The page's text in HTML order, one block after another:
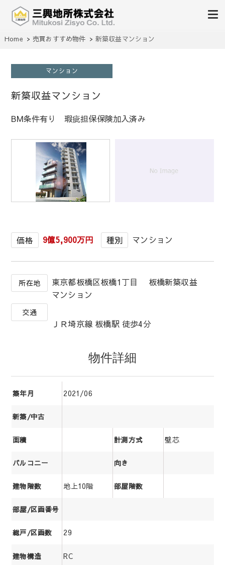
三興地所株式会社
不動産の売買、賃貸、仲介、管理
Home 売買おすすめ物件 新築収益マンション
マンション
新築収益マンション
BM条件有り 瑕疵担保保険加入済み
1/
価格 9億5,900万円 種別 マンション
所在地
東京都板橋区板橋1丁目 板橋新築収益
マンション
交通
ＪＲ埼京線 板橋駅 徒歩4分
物件詳細
築年月 2021/06
新築/中古
面積 計測方式 壁芯
バルコニー 向き
建物階数 地上10階 部屋階数
部屋/区画番号
総戸/区画数 29
建物構造 RC